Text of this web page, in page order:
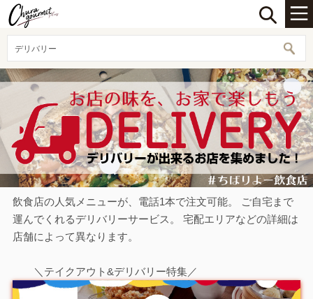
デリバリー
飲食店の人気メニューが、電話1本で注文可能。 ご自宅まで
運んでくれるデリバリーサービス。 宅配エリアなどの詳細は
店舗によって異なります。
＼テイクアウト&デリバリー特集／